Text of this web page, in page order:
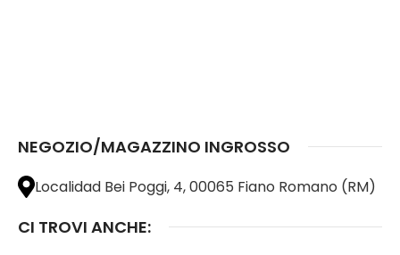
NEGOZIO/MAGAZZINO INGROSSO
Localidad Bei Poggi, 4, 00065 Fiano Romano (RM)
CI TROVI ANCHE: